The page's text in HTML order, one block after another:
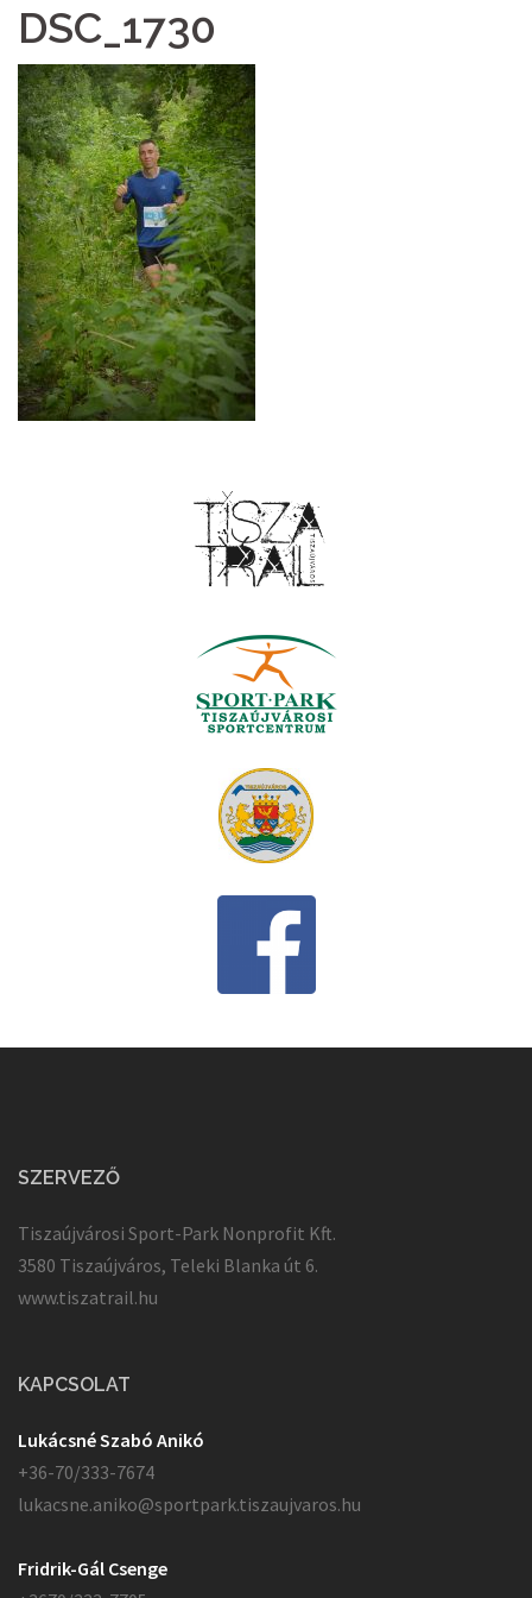
DSC_1730
SZERVEZŐ
Tiszaújvárosi Sport-Park Nonprofit Kft.
3580 Tiszaújváros, Teleki Blanka út 6.
www.tiszatrail.hu
KAPCSOLAT
Lukácsné Szabó Anikó
+36-70/333-7674
lukacsne.aniko@sportpark.tiszaujvaros.hu
Fridrik-Gál Csenge